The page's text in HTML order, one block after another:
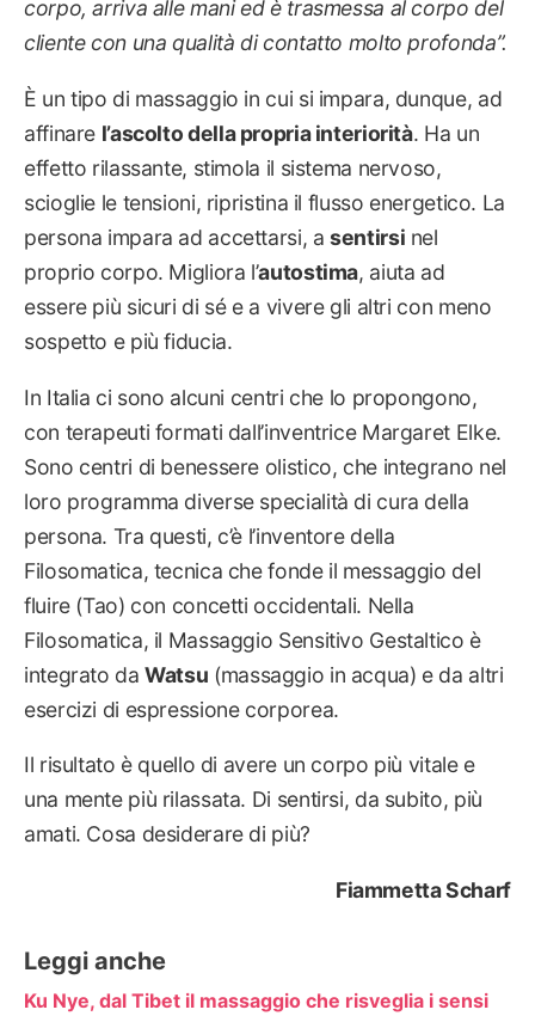
corpo, arriva alle mani ed è trasmessa al corpo del
cliente con una qualità di contatto molto profonda”.
È un tipo di massaggio in cui si impara, dunque, ad
affinare l’ascolto della propria interiorità. Ha un
effetto rilassante, stimola il sistema nervoso,
scioglie le tensioni, ripristina il flusso energetico. La
persona impara ad accettarsi, asentirsi nel
proprio corpo. Migliora l’autostima, aiuta ad
essere più sicuri di sé e a vivere gli altri con meno
sospetto e più fiducia.
In Italia ci sono alcuni centri che lo propongono,
con terapeuti formati dall’inventrice Margaret Elke.
Sono centri di benessere olistico, che integrano nel
loro programma diverse specialità di cura della
persona. Tra questi, c’è l’inventore della
Filosomatica, tecnica che fonde il messaggio del
fluire (Tao) con concetti occidentali. Nella
Filosomatica, il Massaggio Sensitivo Gestaltico è
integrato daWatsu (massaggio in acqua) e da altri
esercizi di espressione corporea.
Il risultato è quello di avere un corpo più vitale e
una mente più rilassata. Di sentirsi, da subito, più
amati. Cosa desiderare di più?
Fiammetta Scharf
Leggi anche
Ku Nye, dal Tibet il massaggio che risveglia i sensi